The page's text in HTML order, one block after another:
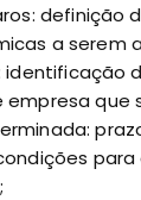
definição
a serem
identificação
empresa que
para